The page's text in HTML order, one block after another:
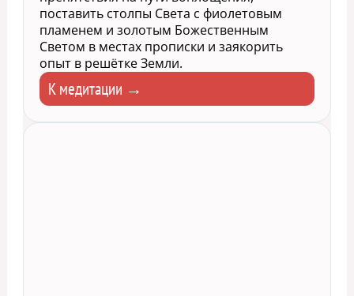
поставить столпы Света с фиолетовым
пламенем и золотым Божественным
Светом в местах прописки и заякорить
опыт в решётке Земли.
К медитации →